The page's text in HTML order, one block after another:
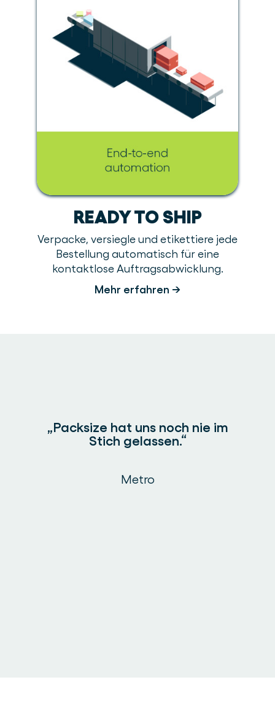
READY TO SHIP
Verpacke, versiegle und etikettiere jede
Bestellung automatisch für eine
kontaktlose Auftragsabwicklung.
Mehr erfahren →
„Packsize hat uns noch nie im
Stich gelassen.“
Metro